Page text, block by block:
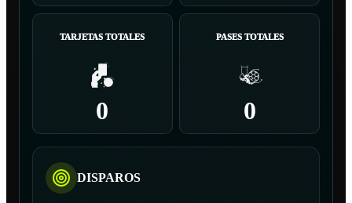
TARJETAS TOTALES
0
PASES TOTALES
0
DISPAROS